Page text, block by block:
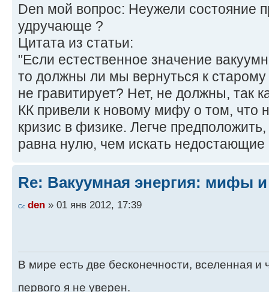
Den мой вопрос: Неужели состояние
удручающе ?
Цитата из статьи:
"Если естественное значение
то должны ли мы вернуться к
не гравитирует? Нет, не должны, так
КК привели к новому мифу о том, что
кризис в физике. Легче
равна нулю, чем искать недостающие
Re: Вакуумная энергия: мифы
den » 01 янв 2012, 17:39
В мире есть две бесконечности, вселенная и
первого я не уверен.